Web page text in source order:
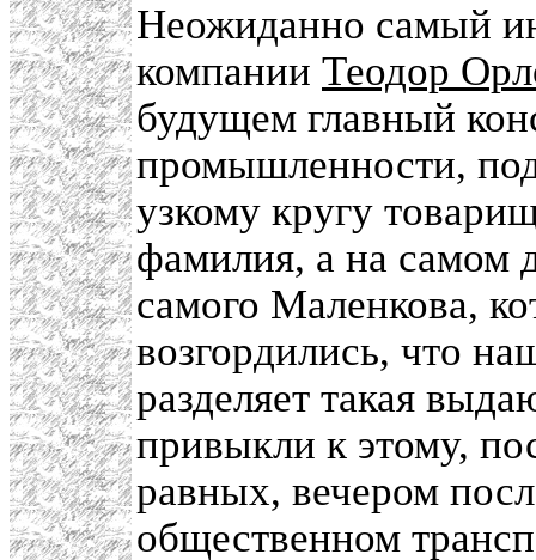
Неожиданно самый
компании Теодор
будущем главный
промышленности,
узкому кругу
фамилия, а на самом
самого Маленкова,
возгордились, что
разделяет такая
привыкли к этому,
равных, вечером
общественном